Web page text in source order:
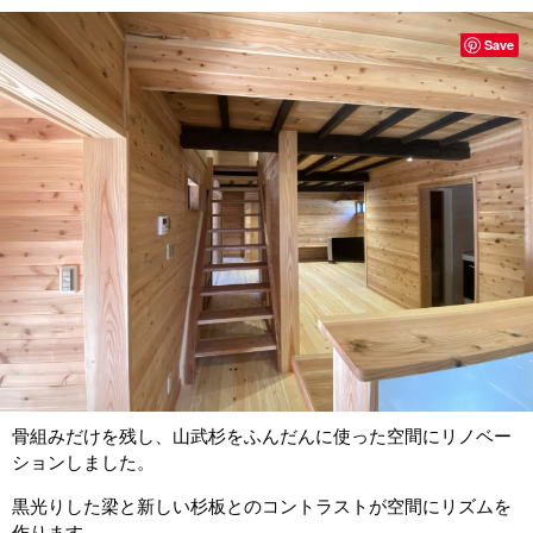
骨組みだけを残し、山武杉をふんだんに使った空間にリノベー
ションしました。
黒光りした梁と新しい杉板とのコントラストが空間にリズムを
Save